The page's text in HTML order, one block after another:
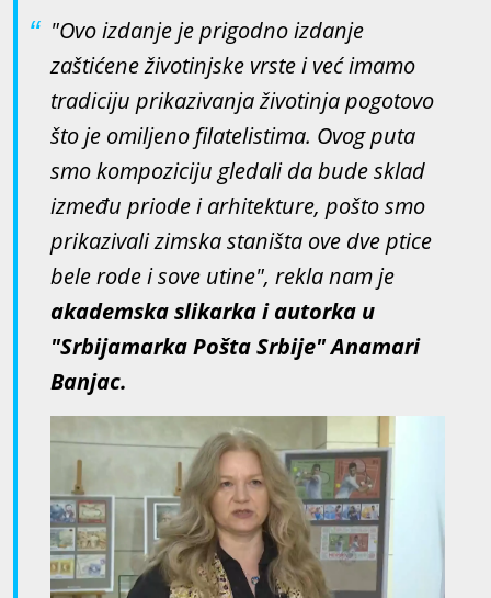
"Ovo izdanje je prigodno izdanje
zaštićene životinjske vrste i već imamo
tradiciju prikazivanja životinja pogotovo
što je omiljeno filatelistima. Ovog puta
smo kompoziciju gledali da bude sklad
između priode i arhitekture, pošto smo
prikazivali zimska staništa ove dve ptice
bele rode i sove utine", rekla nam je
akademska slikarka i autorka u
"Srbijamarka Pošta Srbije" Anamari
Banjac.